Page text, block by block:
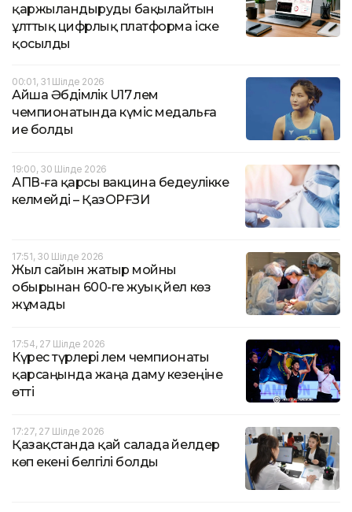
қаржыландыруды бақылайтын
ұлттық цифрлық платформа іске
қосылды
00:01, 31 Шілде 2026
Айша Әбдімәлік U17 әлем
чемпионатында күміс медальға
ие болды
19:00, 30 Шілде 2026
АПВ-ға қарсы вакцина бедеулікке
әкелмейді – ҚазОРҒЗИ
17:51, 30 Шілде 2026
Жыл сайын жатыр мойны
обырынан 600-ге жуық әйел көз
жұмады
17:54, 27 Шілде 2026
Күрес түрлері әлем чемпионаты
қарсаңында жаңа даму кезеңіне
өтті
17:27, 27 Шілде 2026
Қазақстанда қай салада әйелдер
көп екені белгілі болды